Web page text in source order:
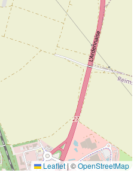
Leaflet |©OpenStreetMap